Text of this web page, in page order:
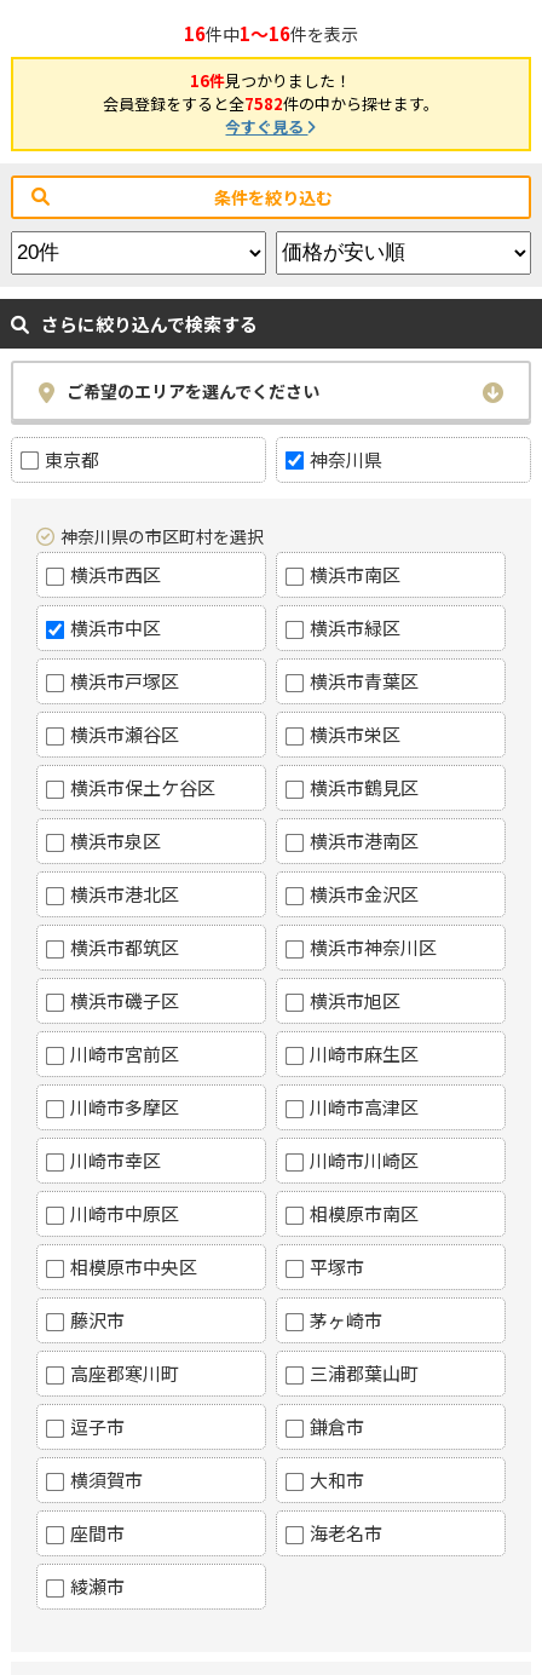
16件中1～16件を表示
16件見つかりました！
会員登録をすると全7582件の中から探せます。
今すぐ見る
条件を絞り込む
さらに絞り込んで検索する
ご希望のエリアを選んでください
東京都 神奈川県
神奈川県の市区町村を選択
横浜市西区 横浜市南区
横浜市中区 横浜市緑区
横浜市戸塚区 横浜市青葉区
横浜市瀬谷区 横浜市栄区
横浜市保土ケ谷区 横浜市鶴見区
横浜市泉区 横浜市港南区
横浜市港北区 横浜市金沢区
横浜市都筑区 横浜市神奈川区
横浜市磯子区 横浜市旭区
川崎市宮前区 川崎市麻生区
川崎市多摩区 川崎市高津区
川崎市幸区 川崎市川崎区
川崎市中原区 相模原市南区
相模原市中央区 平塚市
藤沢市 茅ヶ崎市
高座郡寒川町 三浦郡葉山町
逗子市 鎌倉市
横須賀市 大和市
座間市 海老名市
綾瀬市